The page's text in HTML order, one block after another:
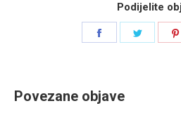
Podijelite
Povezane objave